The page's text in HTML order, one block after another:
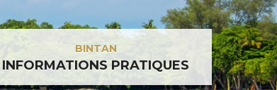
BINTAN
INFORMATIONS PRATIQUES